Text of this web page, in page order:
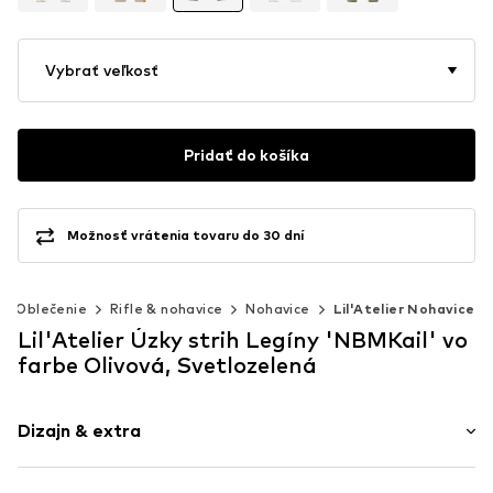
Vybrať veľkosť
Pridať do košíka
Možnosť vrátenia tovaru do 30 dní
Oblečenie Rifle & nohavice Nohavice Lil'Atelier Nohavice
Lil'Atelier Úzky strih Legíny 'NBMKail' vo
farbe Olivová, Svetlozelená
Dizajn & extra